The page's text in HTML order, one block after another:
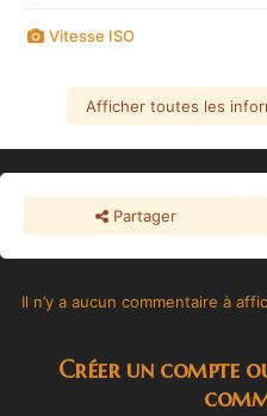
Vitesse ISO
Afficher toutes les
Partager
Il n’y a aucun commentaire à
Créer un compte